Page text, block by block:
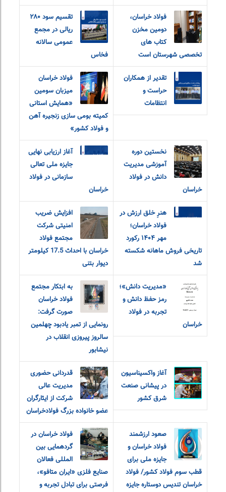
فولاد خراسان،
دومین مخزن
کتاب های
تخصصی شهرستان است
تقسیم سود ۲۸۰
ریالی در مجمع
عمومی سالانه
فخاس
تقدیر از همکاران
حراست و
انتظامات
فولاد خراسان
میزبان سومین
«همایش استانی
کمیته بومی سازی زنجیره آهن
و فولاد کشور»
نخستین دوره
آموزشی مدیریت
دانش در فولاد
خراسان
آغاز ارزیابی نهایی
جایزه ملی تعالی
سازمانی در فولاد
خراسان
هنرِ خلق ارزش در
فولاد خراسان؛
مهر ۱۴۰۴ رکورد
تاریخی فروش ماهانه شکسته
شد
افزایش ضریب
امنیتی شرکت
مجتمع فولاد
خراسان با احداث 17.5 کیلومتر
دیوار بتنی
«مديريت دانش»؛
رمز حفظ دانش و
تجربه در فولاد
خراسان
به ابتکار مجتمع
فولاد خراسان
صورت گرفت:
رونمایی از تمبر یادبود چهلمین
سالروز پیروزی انقلاب در
نیشابور
آغاز واکسیناسیون
در پیشانی صنعت
شرق کشور
قدردانی حضوری
مدیریت عالی
شرکت از ایثارگران
عضو خانواده‌ بزرگ‌ فولادخراسان
صعود ارزشمند
فولاد خراسان و
جایزه ملی برای
قطب سوم فولاد کشور/ فولاد
خراسان تندیس دوستاره جایزه
فولاد خراسان در
گردهمایی بین
المللی فعالان
صنایع فلزی «ایران متافو»،
فرصتی برای تبادل تجربه و